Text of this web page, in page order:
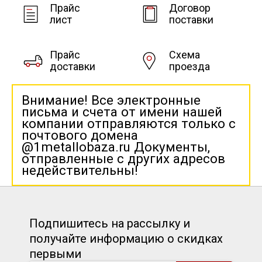
Прайс
лист
Договор
поставки
Прайс
доставки
Схема
проезда
Внимание! Все электронные
письма и счета от имени нашей
компании отправляются только с
почтового домена
@1metallobaza.ru Документы,
отправленные с других адресов
недействительны!
Подпишитесь на рассылку и
получайте информацию о скидках
первыми